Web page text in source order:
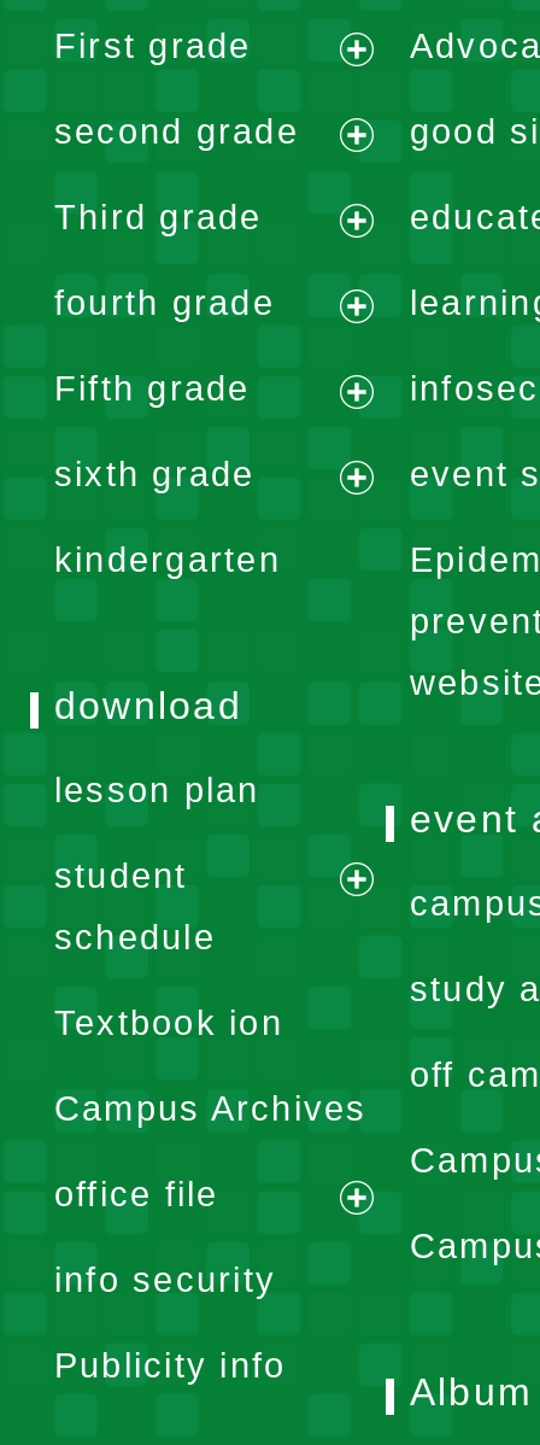
First grade
menu
second grade
menu
Third grade
menu
fourth grade
menu
Fifth grade
menu
sixth grade
kindergarten
good
event
download
lesson plan
student
schedule
expand
menu
Textbook ion
Campus Archives
office file
expand
info security
Publicity info
event
study
off
Album